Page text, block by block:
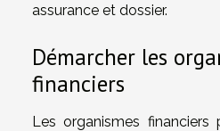
assurance et dossier.
Démarcher les
financiers
Les organismes